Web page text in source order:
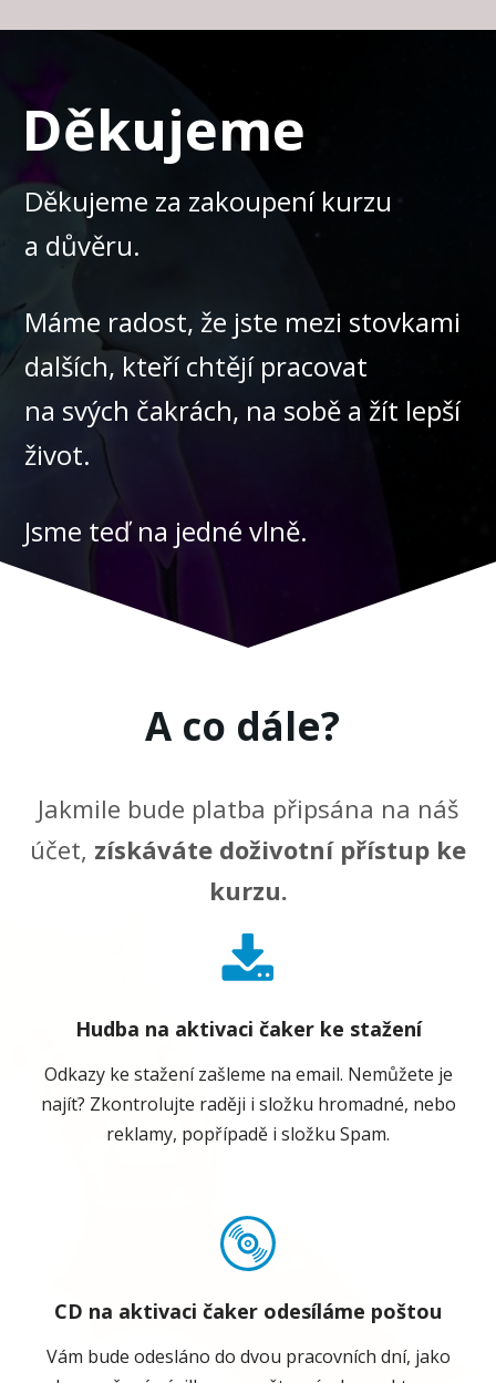
Děkujeme
Děkujeme za zakoupení kurzu
a důvěru.
Máme radost, že jste mezi stovkami
dalších, kteří chtějí pracovat
na svých čakrách, na sobě a žít lepší
život.
Jsme teď na jedné vlně.
A co dále?
Jakmile bude platba připsána na náš
účet, získáváte doživotní přístup ke
kurzu.
Hudba na aktivaci čaker ke stažení
Odkazy ke stažení zašleme na email. Nemůžete je
najít? Zkontrolujte raději i složku hromadné, nebo
reklamy, popřípadě i složku Spam.
CD na aktivaci čaker odesíláme poštou
Vám bude odesláno do dvou pracovních dní, jako